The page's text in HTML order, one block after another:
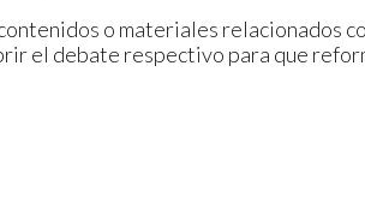
o materiales relacionados
el debate respectivo para que